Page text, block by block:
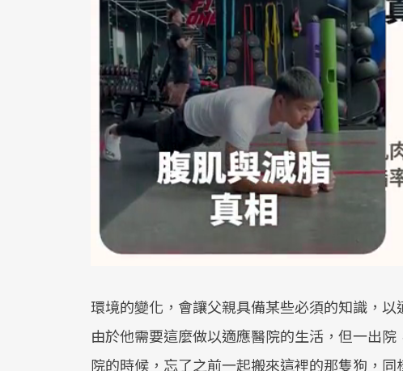
環境的變化，會讓父親具備某些必須的知識，
由於他需要這麼做以適應醫院的生活，但一出
院的時候，忘了之前一起搬來這裡的那隻狗，